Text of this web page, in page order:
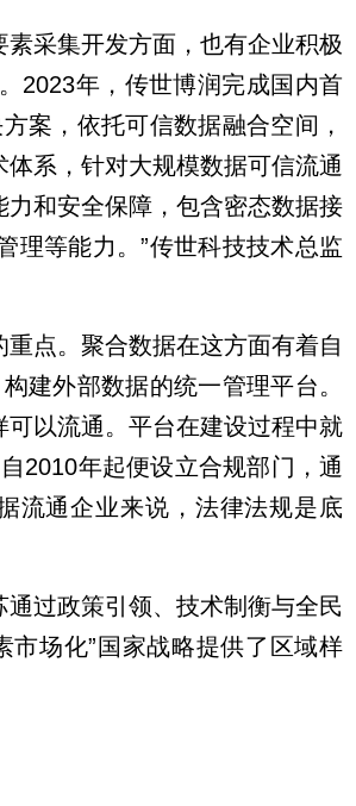
采集开发方面，也有企业积极
2023年，传世博润完成国内首
案，依托可信数据融合空间，
系，针对大规模数据可信流通
和安全保障，包含密态数据接
理等能力。”传世科技技术总监
点。聚合数据在这方面有着自
建外部数据的统一管理平台。
以流通。平台在建设过程中就
2010年起便设立合规部门，通
流通企业来说，法律法规是底
过政策引领、技术制衡与全民
市场化”国家战略提供了区域样